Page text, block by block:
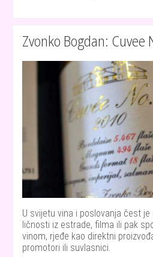
Zvonko Bogdan: Cuvee
U svijetu vina i poslovanja čest
ličnosti iz estrade, filma ili pak
vinom, rjeđe kao direktni
promotori ili suvlasnici.